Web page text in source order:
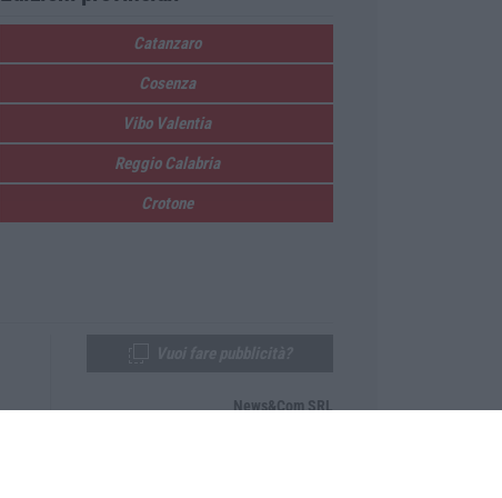
Catanzaro
Cosenza
Vibo Valentia
Reggio Calabria
Crotone
News&Com SRL